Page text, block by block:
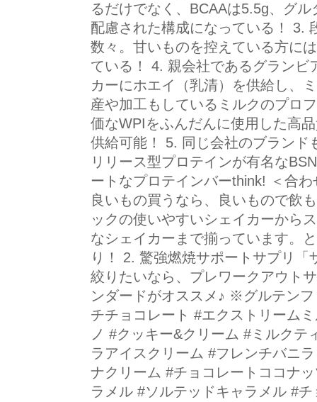
るだけでなく、BCAAは5.5g、グ
配慮された構成になっている！ 3.
数々。甘いものを控えている方に
ている！ 4. 親会社であるグランビ
カーにホエイ（乳清）を供給し、
産や加工もしているミルクのプロ
価なWPIをふんだんに使用した高
供給可能！ 5. 同じ会社のブランド
リリース型プロテインが有名な
ートなプロテインバーthink! ＜合
良いもの買うなら、良いもので飲
ックの使いやすいシェイカーから
なシェイカーまで揃っています。
り！ 2. 驚強燃焼サポートサプリ
絞りたいなら、プレワークアウト
ンダードがオススメ♪ ※グルテン
チチョコレート #エクストリーム
ノ #クッキー&クリーム #ミルク
ラアイスクリーム #フレンチバニ
ナクリーム #チョコレートココナ
ラメル #ソルテッドキャラメル #